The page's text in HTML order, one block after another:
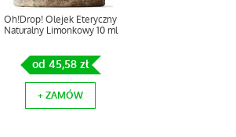
Oh!Drop! Olejek Eteryczny
Naturalny Limonkowy 10 ml
od 45,58 zł
+ ZAMÓW